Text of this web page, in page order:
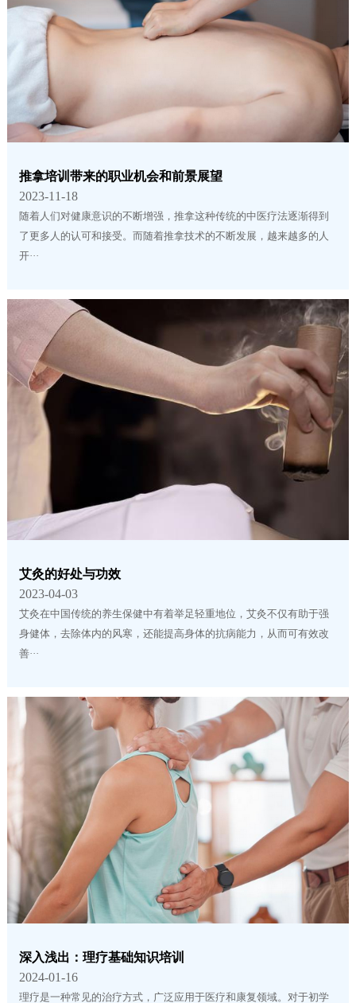
推拿培训带来的职业机会和前景展望
2023-11-18
随着人们对健康意识的不断增强，推拿这种传统的中医疗法逐渐得到
了更多人的认可和接受。而随着推拿技术的不断发展，越来越多的人
开···
艾灸的好处与功效
2023-04-03
艾灸在中国传统的养生保健中有着举足轻重地位，艾灸不仅有助于强
身健体，去除体内的风寒，还能提高身体的抗病能力，从而可有效改
善···
深入浅出：理疗基础知识培训
2024-01-16
理疗是一种常见的治疗方式，广泛应用于医疗和康复领域。对于初学